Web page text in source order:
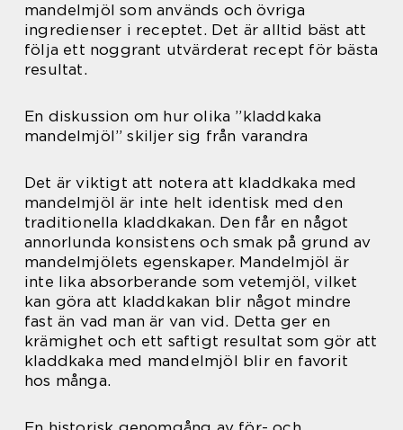
mandelmjöl som används och övriga
ingredienser i receptet. Det är alltid bäst att
följa ett noggrant utvärderat recept för bästa
resultat.
En diskussion om hur olika ”kladdkaka
mandelmjöl” skiljer sig från varandra
Det är viktigt att notera att kladdkaka med
mandelmjöl är inte helt identisk med den
traditionella kladdkakan. Den får en något
annorlunda konsistens och smak på grund av
mandelmjölets egenskaper. Mandelmjöl är
inte lika absorberande som vetemjöl, vilket
kan göra att kladdkakan blir något mindre
fast än vad man är van vid. Detta ger en
krämighet och ett saftigt resultat som gör att
kladdkaka med mandelmjöl blir en favorit
hos många.